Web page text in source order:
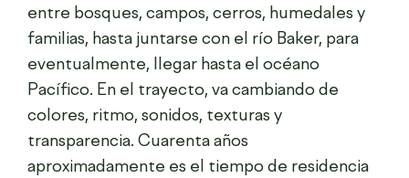
entre bosques, campos, cerros, humedales y
familias, hasta juntarse con el río Baker, para
eventualmente, llegar hasta el océano
Pacífico. En el trayecto, va cambiando de
colores, ritmo, sonidos, texturas y
transparencia. Cuarenta años
aproximadamente es el tiempo de residencia